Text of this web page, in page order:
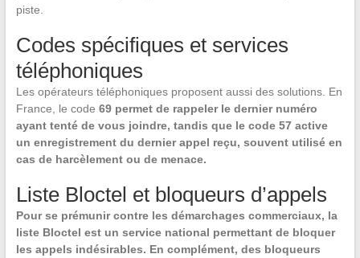
piste.
Codes spécifiques et services
téléphoniques
Les opérateurs téléphoniques proposent aussi des solutions. En
France, le code 69 permet de rappeler le dernier numéro
ayant tenté de vous joindre, tandis que le code 57 active
un enregistrement du dernier appel reçu, souvent utilisé en
cas de harcèlement ou de menace.
Liste Bloctel et bloqueurs d’appels
Pour se prémunir contre les démarchages commerciaux, la
liste Bloctel est un service national permettant de bloquer
les appels indésirables. En complément, des bloqueurs